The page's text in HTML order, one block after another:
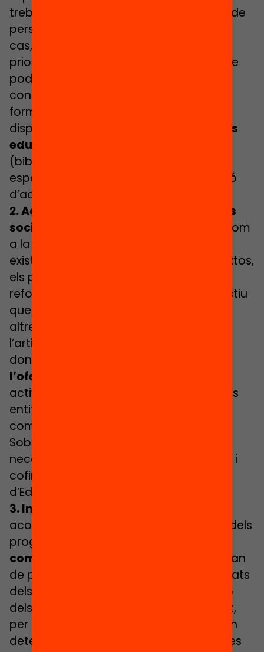
treballar en grups més o menys amplis de
persones en determinats espais. En tot
cas, anticipem que serà necessari
prioritzar el treball en
, que
poden ser flexibles i, en qualsevol cas,
conformats en base als objectius
formatius i de lleure. I alhora, caldrà
disposar d’un
ampli nombre de centres
educatius i equipaments municipals
(biblioteques, centres cívics, espais
esportius, etc.) on distribuir la realització
d’activitats.
2. Adaptabilitat a les característiques
socials de cada barri o municipi
, així com
a la xarxa o programes socioeducatius
existents en cada cas. En alguns contextos,
els programes d’estiu implicaran el
reforçament de l’oferta dels casals d’estiu
que ofereixen els centres educatius. En
altres circumstàncies, implicaran
l’articulació d’una nova estratègia per
donar
l’oferta educativa d’estiu
activitats programades des de diferents
entitats i que, en conjunt, ofereixin els
components que indiquem tot seguit.
Sobretot en aquest segon cas, seran
necessaris acords de coresponsabilitat i
cofinançament entre el Departament
d’Educació i els ens locals.
3. Inclusió
aconsellades per la recerca per a l’èxit dels
programes. Estem parlant de
components
o tipus d’activitat que s’han
de poder combinar segons les necessitats
dels nens i nenes, però també en funció
dels espais i horaris disponibles (evitant,
per exemple, determinades activitats en
determinats espais en hores de màximes